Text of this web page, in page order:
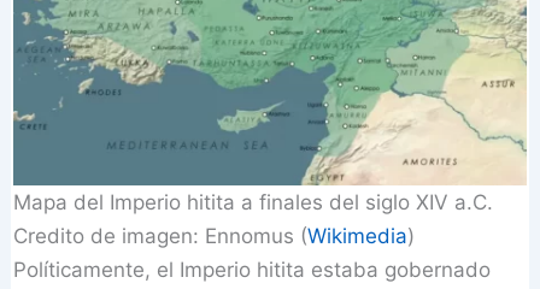
Mapa del Imperio hitita a finales del siglo XIV a.C.
Credito de imagen: Ennomus (Wikimedia)
Políticamente, el Imperio hitita estaba gobernado